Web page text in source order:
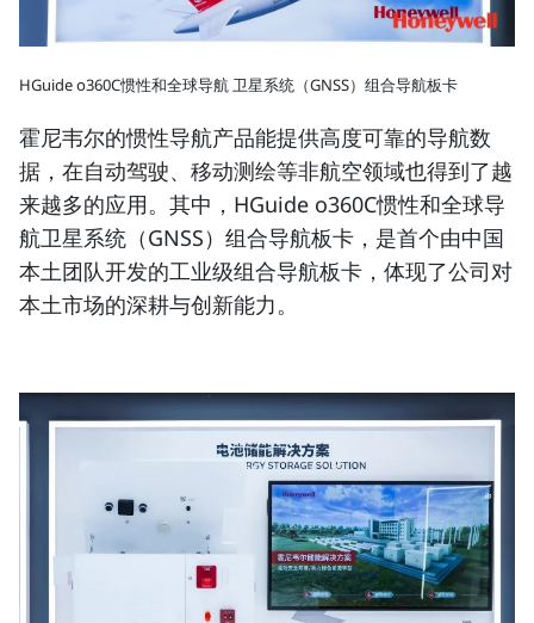
HGuide o360C惯性和全球导航 卫星系统（GNSS）组合导航板卡
霍尼韦尔的惯性导航产品能提供高度可靠的导航数
据，在自动驾驶、移动测绘等非航空领域也得到了越
来越多的应用。其中，HGuide o360C惯性和全球导
航卫星系统（GNSS）组合导航板卡，是首个由中国
本土团队开发的工业级组合导航板卡，体现了公司对
本土市场的深耕与创新能力。